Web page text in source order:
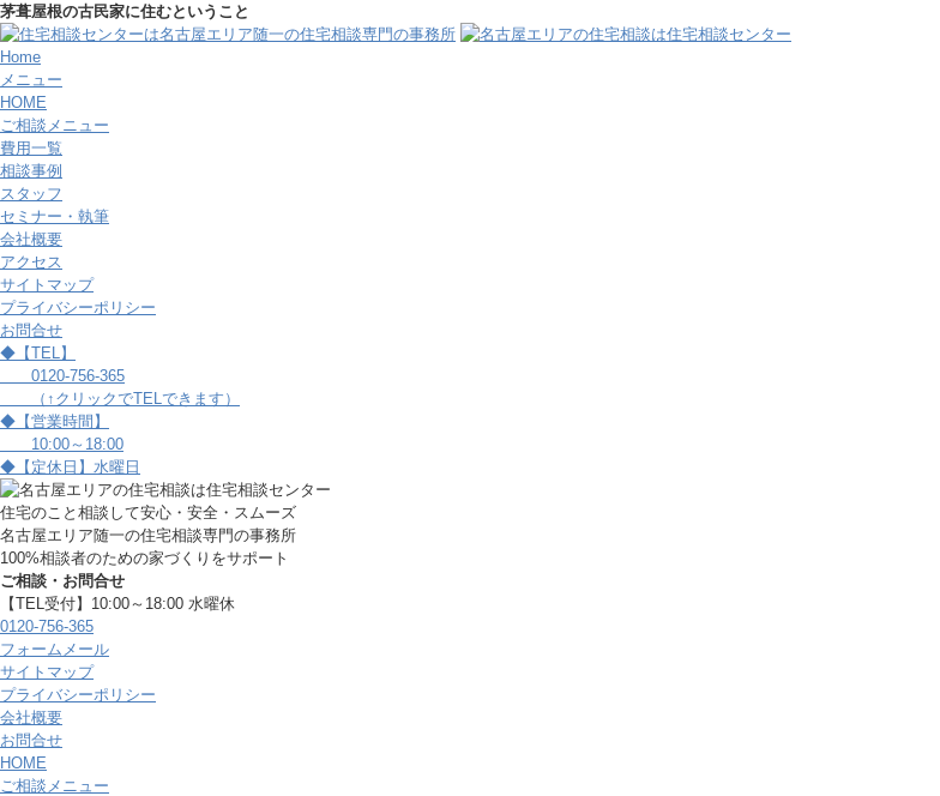
茅葺屋根の古民家に住むということ
Home
メニュー
HOME
ご相談メニュー
費用一覧
相談事例
スタッフ
セミナー・執筆
会社概要
アクセス
サイトマップ
プライバシーポリシー
お問合せ
◆【TEL】
0120-756-365
（↑クリックでTELできます）
◆【営業時間】
10:00～18:00
◆【定休日】水曜日
住宅のこと相談して安心・安全・スムーズ
名古屋エリア随一の住宅相談専門の事務所
100%相談者のための家づくりをサポート
ご相談・お問合せ
【TEL受付】10:00～18:00 水曜休
0120-756-365
フォームメール
サイトマップ
プライバシーポリシー
会社概要
お問合せ
HOME
ご相談メニュー